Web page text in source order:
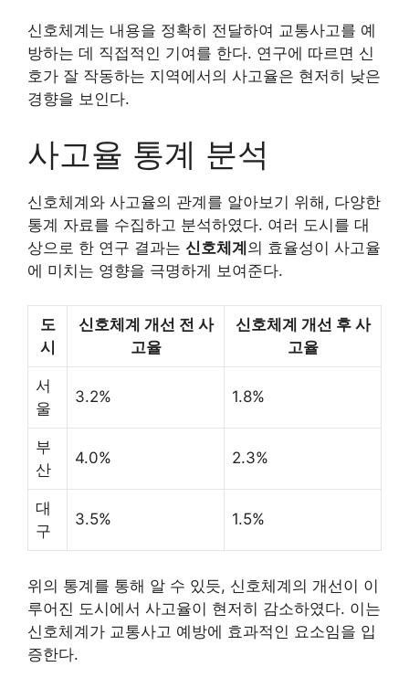
신호체계는 내용을 정확히 전달하여 교통사고를 예
방하는 데 직접적인 기여를 한다. 연구에 따르면 신
호가 잘 작동하는 지역에서의 사고율은 현저히 낮은
경향을 보인다.
사고율 통계 분석
신호체계와 사고율의 관계를 알아보기 위해, 다양한
통계 자료를 수집하고 분석하였다. 여러 도시를 대
상으로 한 연구 결과는 신호체계의 효율성이 사고율
에 미치는 영향을 극명하게 보여준다.
도
시
신호체계 개선 전 사
고율
신호체계 개선 후 사
고율
서
울
3.2% 1.8%
부
산
4.0% 2.3%
대
구
3.5% 1.5%
위의 통계를 통해 알 수 있듯, 신호체계의 개선이 이
루어진 도시에서 사고율이 현저히 감소하였다. 이는
신호체계가 교통사고 예방에 효과적인 요소임을 입
증한다.